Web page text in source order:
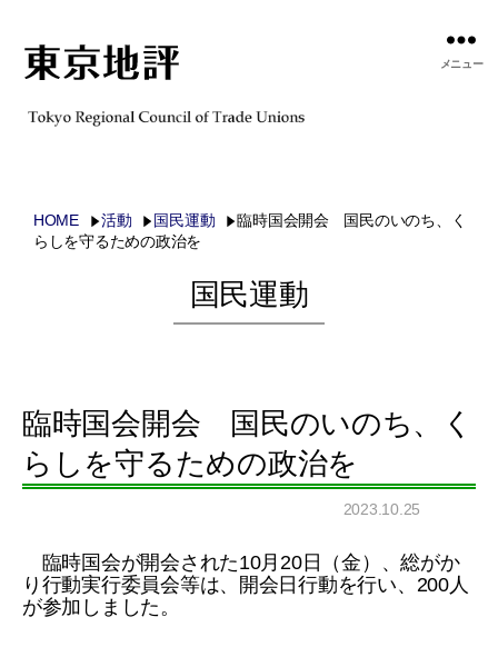
メニュー
HOME 活動 国民運動
臨時国会開会 国民のいのち、く
らしを守るための政治を
国民運動
臨時国会開会 国民のいのち、く
らしを守るための政治を
2023.10.25
臨時国会が開会された10月20日（金）、総がか
り行動実行委員会等は、開会日行動を行い、200人
が参加しました。